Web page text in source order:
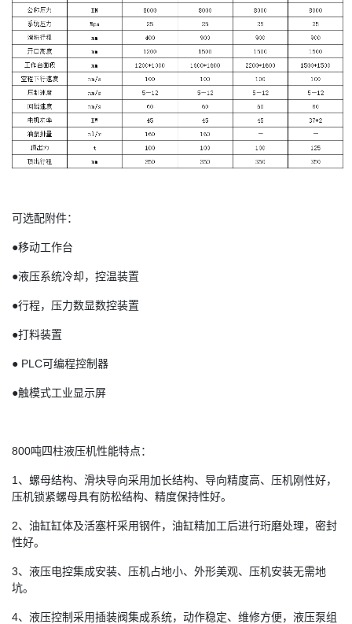
可选配附件：
●移动工作台
●液压系统冷却，控温装置
●行程，压力数显数控装置
●打料装置
● PLC可编程控制器
●触模式工业显示屏
800吨四柱液压机性能特点：
1、螺母结构、滑块导向采用加长结构、导向精度高、压机刚性好，
压机锁紧螺母具有防松结构、精度保持性好。
2、油缸缸体及活塞杆采用钢件，油缸精加工后进行珩磨处理，密封
性好。
3、液压电控集成安装、压机占地小、外形美观、压机安装无需地
坑。
4、液压控制采用插装阀集成系统，动作稳定、维修方便，液压泵组